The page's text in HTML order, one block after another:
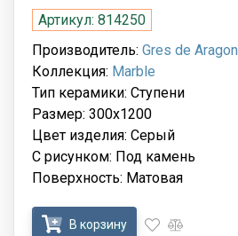
Артикул: 814250
Производитель: Gres de Aragon
Коллекция: Marble
Тип керамики: Ступени
Размер: 300x1200
Цвет изделия: Серый
С рисунком: Под камень
Поверхность: Матовая
В корзину